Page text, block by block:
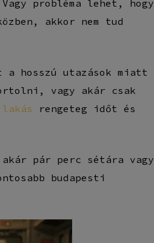
Vagy probléma lehet, hogy
akkor nem tud
hosszú utazások miatt
vagy akár csak
rengeteg időt és
pár perc sétára vagy
budapesti